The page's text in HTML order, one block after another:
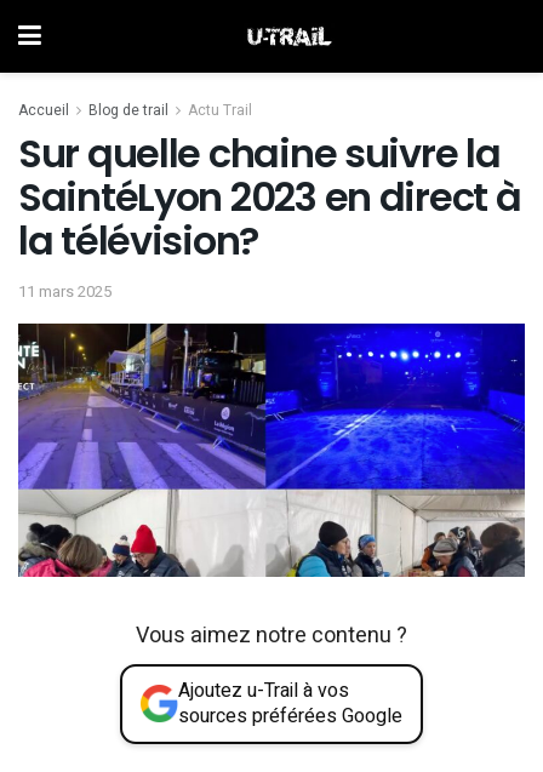
Accueil Blog de trail Actu Trail
Sur quelle chaine suivre la
SaintéLyon 2023 en direct à
la télévision?
11 mars 2025
Vous aimez notre contenu ?
Ajoutez u-Trail à vos
sources préférées Google